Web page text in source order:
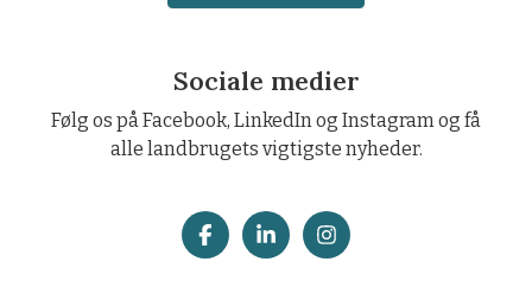
Sociale medier
Følg os på Facebook, LinkedIn og Instagram og få
alle landbrugets vigtigste nyheder.